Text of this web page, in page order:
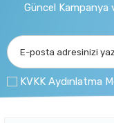
Güncel Kampanya
KVKK Aydınlatma